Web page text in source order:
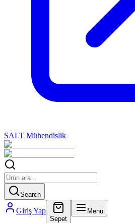
SALT Mühendislik
Search
Giriş Yap
Sepet
Menü